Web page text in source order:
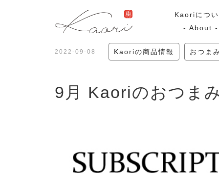
Kaoriにつ
- About -
Kaoriのギフト
スモークサー
特集・期間限定セール
2022-09-08 Kaoriの商品情報 おつま
9月 Kaoriのおつま